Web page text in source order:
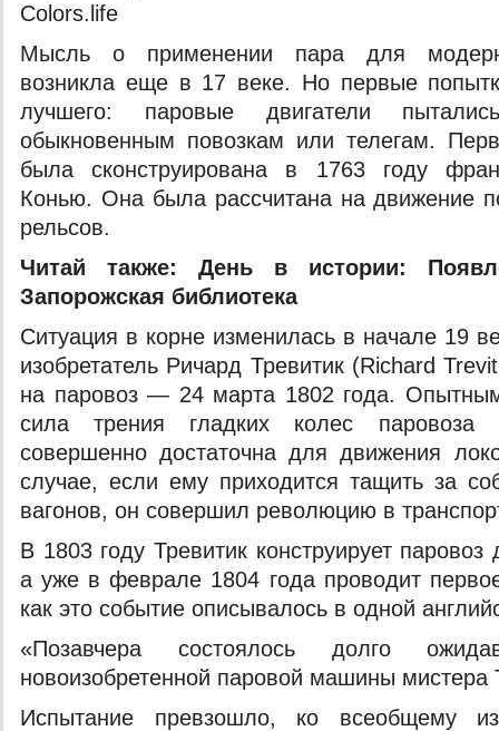
Colors.life
Мысль о применении пара для
возникла еще в 17 веке. Но первые
лучшего: паровые двигатели
обыкновенным повозкам или телегам.
была сконструирована в 1763 году
Конью. Она была рассчитана на движение
рельсов.
Читай также: День в истории:
Запорожская библиотека
Ситуация в корне изменилась в начале 19
изобретатель Ричард Тревитик (Richard
на паровоз — 24 марта 1802 года.
сила трения гладких колес паровоза
совершенно достаточна для движения
случае, если ему приходится тащить за
вагонов, он совершил революцию в
В 1803 году Тревитик конструирует паровоз
а уже в феврале 1804 года проводит
как это событие описывалось в одной
«Позавчера состоялось долго
новоизобретенной паровой машины
Испытание превзошло, ко всеобщему